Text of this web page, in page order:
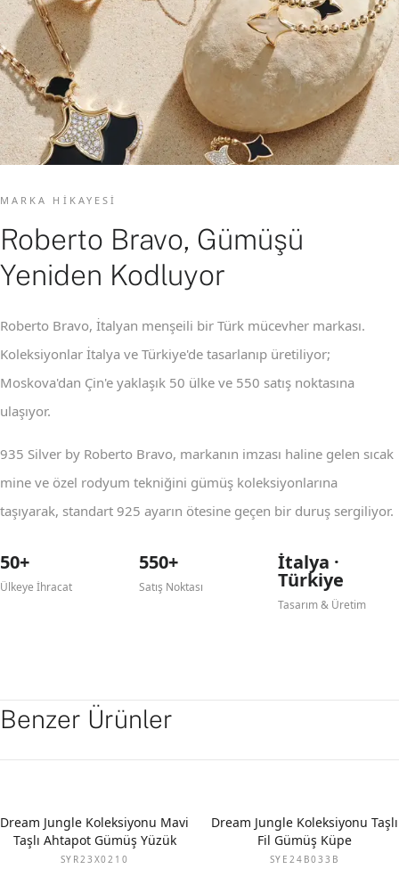
MARKA HIKAYESI
Roberto Bravo, Gümüşü
Yeniden Kodluyor
Roberto Bravo, İtalyan menşeili bir Türk mücevher markası.
Koleksiyonlar İtalya ve Türkiye'de tasarlanıp üretiliyor;
Moskova'dan Çin'e yaklaşık 50 ülke ve 550 satış noktasına
ulaşıyor.
935 Silver by Roberto Bravo, markanın imzası haline gelen sıcak
mine ve özel rodyum tekniğini gümüş koleksiyonlarına
taşıyarak, standart 925 ayarın ötesine geçen bir duruş sergiliyor.
50+
Ülkeye İhracat
550+
Satış Noktası
İtalya ·
Türkiye
Tasarım & Üretim
Benzer Ürünler
Dream Jungle Koleksiyonu Mavi
Taşlı Ahtapot Gümüş Yüzük
SYR23X0210
Dream Jungle Koleksiyonu Taşlı
Fil Gümüş Küpe
SYE24B033B